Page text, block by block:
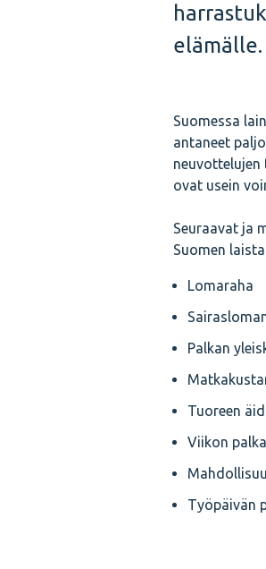
elämälle.
Suomessa
antaneet
ovat usein
Seuraavat ja
Suomen
Lomaraha
Palkan
Tuoreen
Viikon
Työpäivän